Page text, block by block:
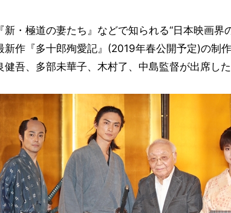
新・極道の妻たち』などで知られる“日本映画界
新作『多十郎殉愛記』(2019年春公開予定)の制
吾、多部未華子、木村了、中島監督が出席した